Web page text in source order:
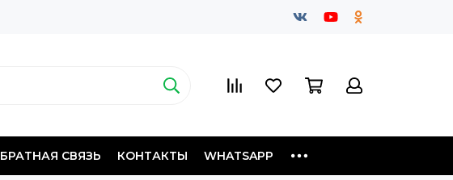
СВЯЗЬ КОНТАКТЫ WHATSAPP